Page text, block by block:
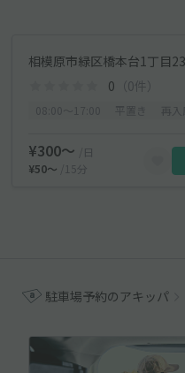
0 （0件）
¥300〜
/日
¥50〜
/15分
駐車場予約のアキッパ